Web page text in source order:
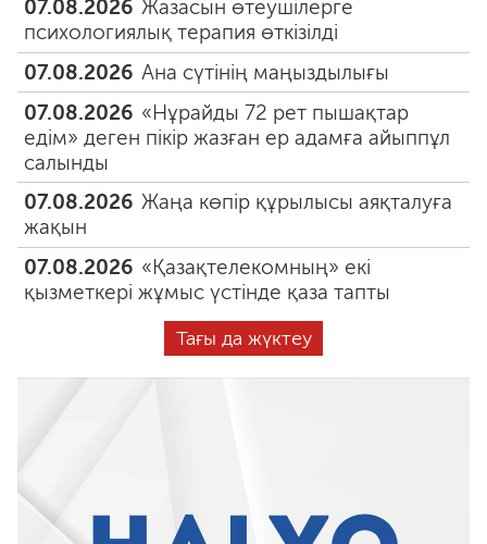
07.08.2026 Жазасын өтеушілерге
психологиялық терапия өткізілді
07.08.2026 Ана сүтінің маңыздылығы
07.08.2026 «Нұрайды 72 рет пышақтар
едім» деген пікір жазған ер адамға айыппұл
салынды
07.08.2026 Жаңа көпір құрылысы аяқталуға
жақын
07.08.2026 «Қазақтелекомның» екі
қызметкері жұмыс үстінде қаза тапты
Тағы да жүктеу